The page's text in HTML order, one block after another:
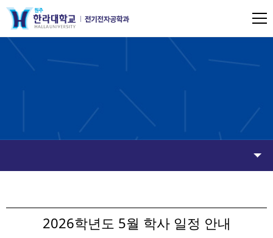
​2026학년도 5월 학사 일정 안내